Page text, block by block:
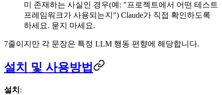
미 존재하는 사실인 경우(예: "프로젝트에서 어떤 테스트
프레임워크가 사용되는지") Claude가 직접 확인하도록
하세요. 묻지 마세요.
7줄이지만 각 문장은 특정 LLM 행동 편향에 해당합니다.
설치 및 사용방법
설치 :